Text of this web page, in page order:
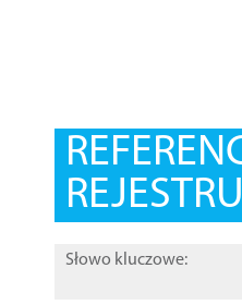
Słowo kluczowe: